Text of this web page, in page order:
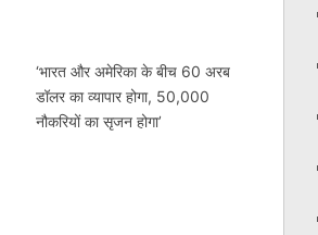
‘भारत और अमेरिका के बीच 60 अरब
डॉलर का व्यापार होगा, 50,000
नौकरियों का सृजन होगा’